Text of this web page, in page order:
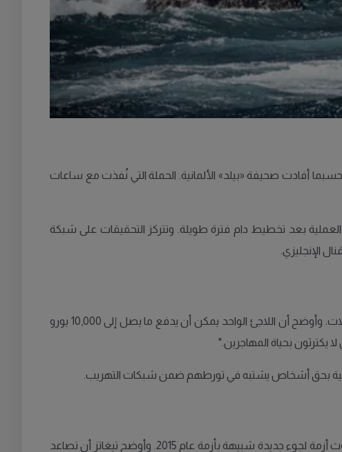
أفادت صحيفة «بيلد» الألمانية. الحملة التي نُفذت مع ساعات
حيث أعدت العملية بعد تخطيط دام فترة طويلة. وتتركز التحقيقات على شبكة
الإنجليزي.
كشف أحد المحققين لصحيفة «بيلد» أن الأرباح الناتجة عن تهريب البشر يمكن أن تفوق تجارة المخدرات الدولية في بعض الحالات. وأوضح أن اللاجئ الواحد يمكن أن يدفع ما يصل إلى 10,000 يورو
يكترثون بحياة المهاجرين."
بحق أشخاص يشتبه في تورطهم ضمن شبكات التهريب.
حذر هايكو تيغاتز، رئيس اتحاد الشرطة الألمانية، من تدهور الأوضاع فيما يتعلق بالمهاجرين غير الشرعيين، مشيراً إلى خطر حدوث أزمة لجوء جديدة شبيهة بأزمة عام 2015. وأوضح تيغاتز أن تصاعد